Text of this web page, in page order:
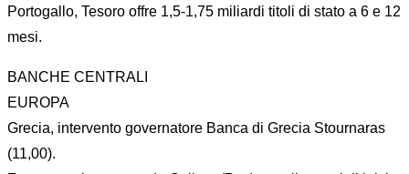
Portogallo, Tesoro offre 1,5-1,75 miliardi titoli di stato a 6 e 12
mesi.
BANCHE CENTRALI
EUROPA
Grecia, intervento governatore Banca di Grecia Stournaras
(11,00).